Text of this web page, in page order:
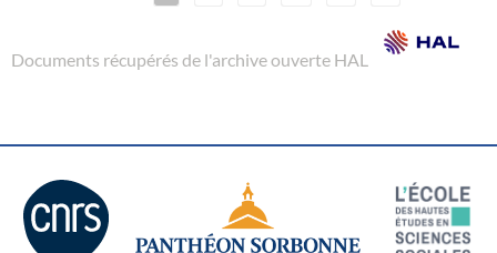
Documents récupérés de l'archive ouverte HAL